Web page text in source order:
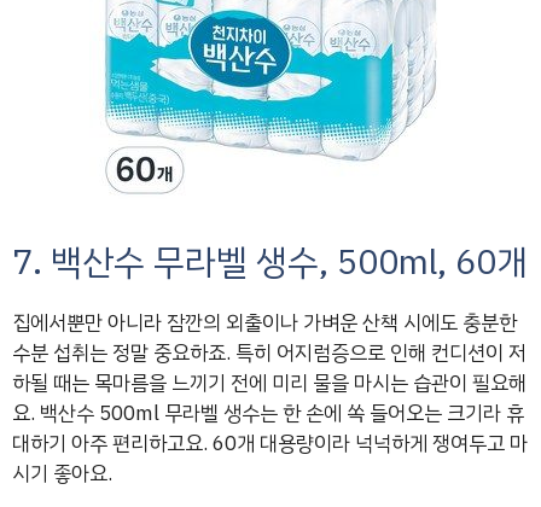
7. 백산수 무라벨 생수, 500ml, 60개
집에서뿐만 아니라 잠깐의 외출이나 가벼운 산책 시에도 충분한
수분 섭취는 정말 중요하죠. 특히 어지럼증으로 인해 컨디션이 저
하될 때는 목마름을 느끼기 전에 미리 물을 마시는 습관이 필요해
요. 백산수 500ml 무라벨 생수는 한 손에 쏙 들어오는 크기라 휴
대하기 아주 편리하고요. 60개 대용량이라 넉넉하게 쟁여두고 마
시기 좋아요.